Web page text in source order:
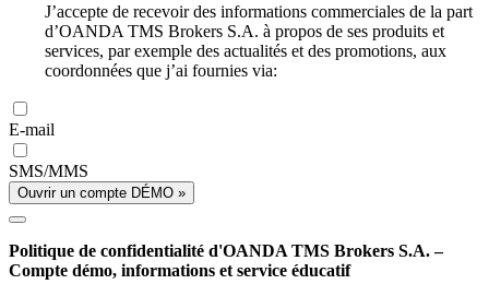
J’accepte de recevoir des informations commerciales de la part
d’OANDA TMS Brokers S.A. à propos de ses produits et
services, par exemple des actualités et des promotions, aux
coordonnées que j’ai fournies via:
E-mail
SMS/MMS
Ouvrir un compte DÉMO »
Politique de confidentialité d'OANDA TMS Brokers S.A. –
Compte démo, informations et service éducatif